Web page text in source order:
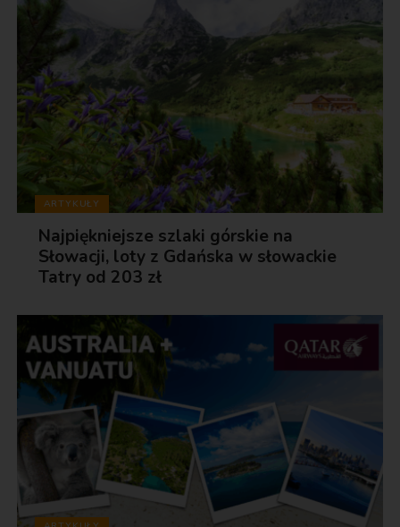
ARTYKUŁY
Najpiękniejsze szlaki górskie na
Słowacji, loty z Gdańska w słowackie
Tatry od 203 zł